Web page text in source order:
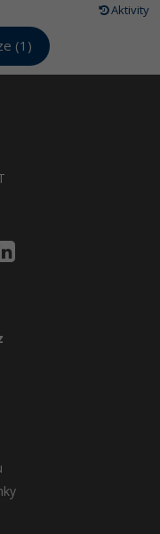
Aktivity
(1)